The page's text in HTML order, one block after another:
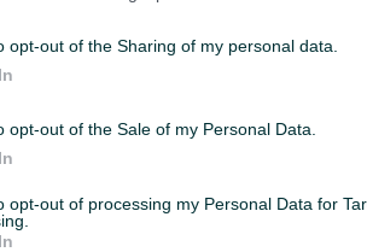
opt-out of the Sharing of my personal data.
opt-out of the Sale of my Personal Data.
opt-out of processing my Personal Data for
Airbag
ESP
Datum objave